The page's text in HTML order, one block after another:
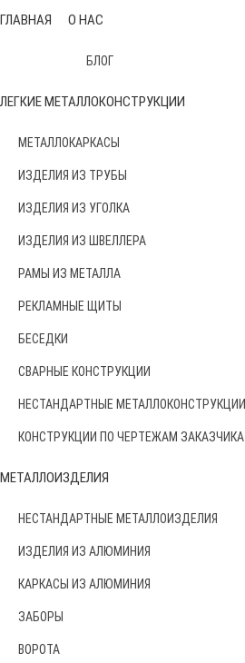
ГЛАВНАЯ О НАС
БЛОГ
ЛЕГКИЕ МЕТАЛЛОКОНСТРУКЦИИ
МЕТАЛЛОКАРКАСЫ
ИЗДЕЛИЯ ИЗ ТРУБЫ
ИЗДЕЛИЯ ИЗ УГОЛКА
ИЗДЕЛИЯ ИЗ ШВЕЛЛЕРА
РАМЫ ИЗ МЕТАЛЛА
РЕКЛАМНЫЕ ЩИТЫ
БЕСЕДКИ
СВАРНЫЕ КОНСТРУКЦИИ
НЕСТАНДАРТНЫЕ МЕТАЛЛОКОНСТРУКЦИИ
КОНСТРУКЦИИ ПО ЧЕРТЕЖАМ ЗАКАЗЧИКА
МЕТАЛЛОИЗДЕЛИЯ
НЕСТАНДАРТНЫЕ МЕТАЛЛОИЗДЕЛИЯ
ИЗДЕЛИЯ ИЗ АЛЮМИНИЯ
КАРКАСЫ ИЗ АЛЮМИНИЯ
ЗАБОРЫ
ВОРОТА